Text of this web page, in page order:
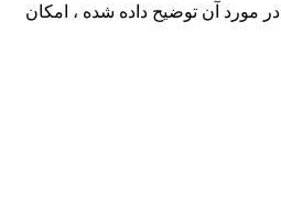
در مورد آن توضیح داده شده ، امکان